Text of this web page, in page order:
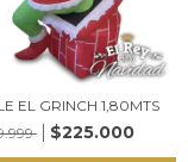
EL GRINCH 1,80MTS
$225.000